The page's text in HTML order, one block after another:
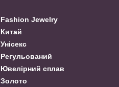
Fashion Jewelry
Китай
Унісекс
Регульований
Ювелірний сплав
Золото